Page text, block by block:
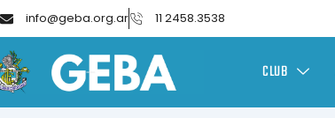
info@geba.org.ar 11 2458.3538
CLUB